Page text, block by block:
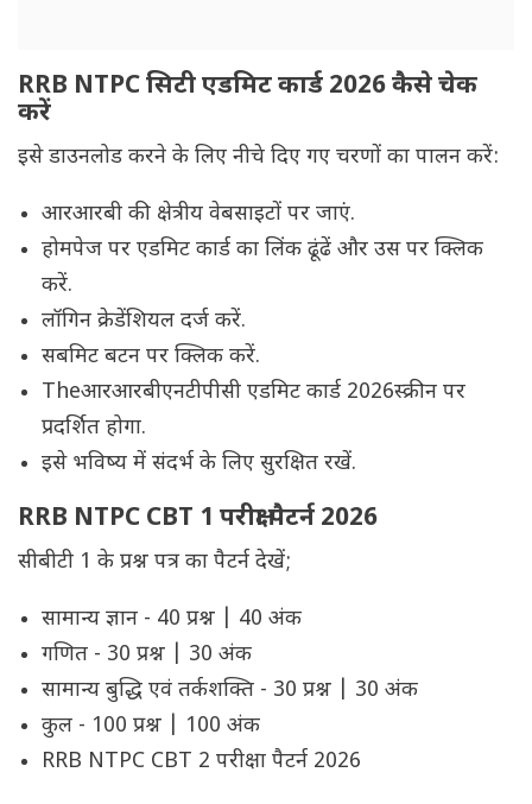
RRB NTPC सिटी एडमिट कार्ड 2026 कैसे चेक
करें
इसे डाउनलोड करने के लिए नीचे दिए गए चरणों का पालन करें:
आरआरबी की क्षेत्रीय वेबसाइटों पर जाएं.
होमपेज पर एडमिट कार्ड का लिंक ढूंढें और उस पर क्लिक
करें.
लॉगिन क्रेडेंशियल दर्ज करें.
सबमिट बटन पर क्लिक करें.
Theआरआरबीएनटीपीसी एडमिट कार्ड 2026स्क्रीन पर
प्रदर्शित होगा.
इसे भविष्य में संदर्भ के लिए सुरक्षित रखें.
RRB NTPC CBT 1 परीक्षा पैटर्न 2026
सीबीटी 1 के प्रश्न पत्र का पैटर्न देखें;
सामान्य ज्ञान - 40 प्रश्न | 40 अंक
गणित - 30 प्रश्न | 30 अंक
सामान्य बुद्धि एवं तर्कशक्ति - 30 प्रश्न | 30 अंक
कुल - 100 प्रश्न | 100 अंक
RRB NTPC CBT 2 परीक्षा पैटर्न 2026